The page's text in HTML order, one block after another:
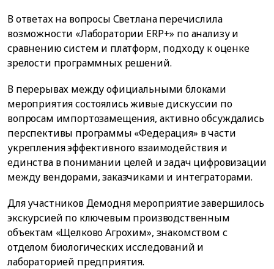
В ответах на вопросы Светлана перечислила
возможности «Лаборатории ERP+» по анализу и
сравнению систем и платформ, подходу к оценке
зрелости программных решений.
В перерывах между официальными блоками
мероприятия состоялись живые дискуссии по
вопросам импортозамещения, активно обсуждались
перспективы программы «Федерация» в части
укрепления эффективного взаимодействия и
единства в понимании целей и задач цифровизации
между вендорами, заказчиками и интеграторами.
Для участников Демодня мероприятие завершилось
экскурсией по ключевым производственным
объектам «Щелково Агрохим», знакомством с
отделом биологических исследований и
лабораторией предприятия.